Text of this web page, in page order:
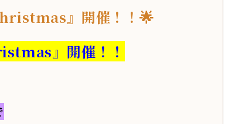
』開催！！🌟
』開催！！